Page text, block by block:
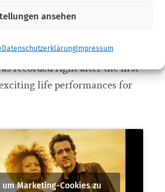
ansehen
DatenschutzerklärungImpressum
happened in 2024, gladly
recorded right after the first
life performances for
Marketing-Cookies zu